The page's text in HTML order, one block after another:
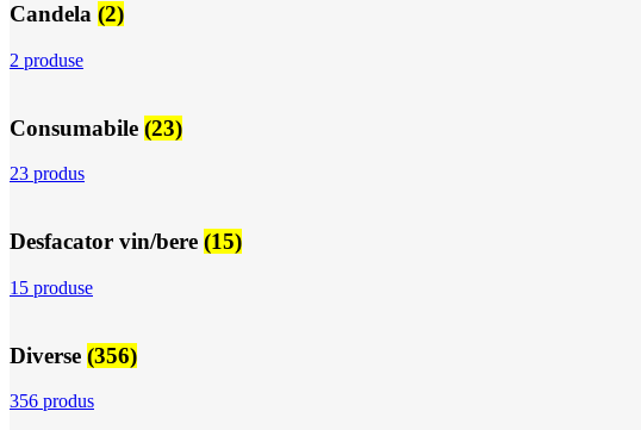
Candela (2)
2 produse
Consumabile (23)
23 produs
Desfacator vin/bere (15)
15 produse
Diverse (356)
356 produs